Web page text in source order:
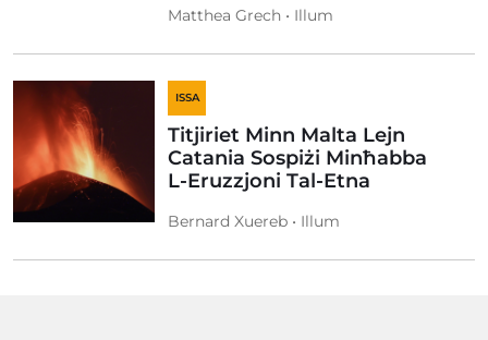
Matthea Grech • Illum
ISSA
Titjiriet Minn Malta Lejn
Catania Sospiżi Minħabba
L-Eruzzjoni Tal-Etna
Bernard Xuereb • Illum